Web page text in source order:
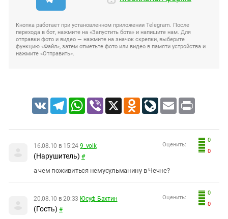
Кнопка работает при установленном приложении Telegram. После
перехода в бот, нажмите на «Запустить бота» и напишите нам. Для
отправки фото и видео — нажмите на значок скрепки, выберите
функцию «Файл», затем отметьте фото или видео в памяти устройства и
нажмите «Отправить».
VK TelegramWhatsApp
Viber X Odnoklassniki
LiveJournal
Email Print
0
0
Оценить:
16.08.10 в 15:24 9_volk
(Нарушитель) #
а чем поживиться немусульманину в Чечне?
0
0
Оценить:
20.08.10 в 20:33 Юсуф Бахтин
(Гость) #